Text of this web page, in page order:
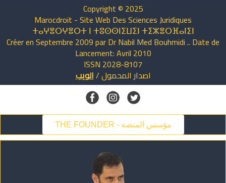
Copyright © 2025
Marocdroit - Site Web Des Sciences Juridiques
ⵜⴰⵖⴻⵔⵖⴻⵔⵜ ⵏ ⵜⵓⵙⵙⵏⵉⵡⵉⵏ ⵜⵉⵣⴻⵔⴼⴰⵏⵉⵏ
Créer en Septembre 2009 par Dr Nabil Med Bouhmidi .. Date de
Lancement: Avril 2010
ISSN 2028-8107
اصدار المحمول/الويب
THE FOUNDER - مؤسس المنصة